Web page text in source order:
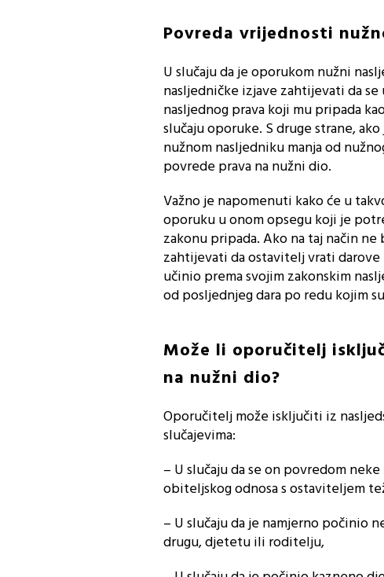
Povreda vrijednosti
U slučaju da je oporukom nužni
nasljedničke izjave zahtijevati da
nasljednog prava koji mu pripada
slučaju oporuke. S druge strane,
nužnom nasljedniku manja od
povrede prava na nužni dio.
Važno je napomenuti kako će u
oporuku u onom opsegu koji je
zakonu pripada. Ako na taj način
zahtijevati da ostavitelj vrati darove
učinio prema svojim zakonskim
od posljednjeg dara po redu kojim
Može li oporučitelj
na nužni dio?
Oporučitelj može isključiti iz
slučajevima:
– U slučaju da se on povredom
obiteljskog odnosa s ostaviteljem
– U slučaju da je namjerno počinio
drugu, djetetu ili roditelju,